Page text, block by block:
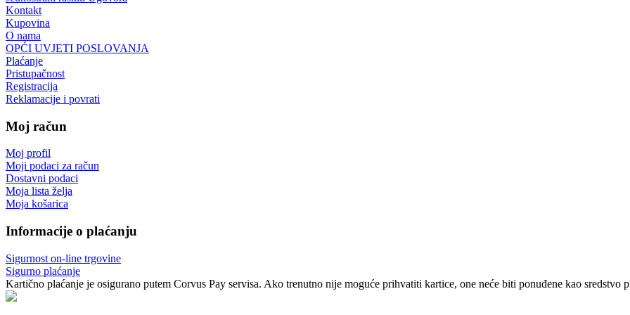
Kontakt
Kupovina
O nama
OPĆI UVJETI POSLOVANJA
Plaćanje
Pristupačnost
Registracija
Reklamacije i povrati
Moj račun
Moj profil
Moji podaci za račun
Dostavni podaci
Moja lista želja
Moja košarica
Informacije o plaćanju
Sigurnost on-line trgovine
Sigurno plaćanje
Kartično plaćanje je osigurano putem Corvus Pay servisa. Ako trenutno nije moguće prihvatiti kartice, one neće biti ponuđene kao sredstvo